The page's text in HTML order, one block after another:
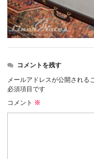
コメントを残す
メールアドレスが公開される
必須項目です
コメント ※